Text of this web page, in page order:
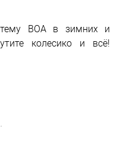
BOA в зимних и
колесико и всё!